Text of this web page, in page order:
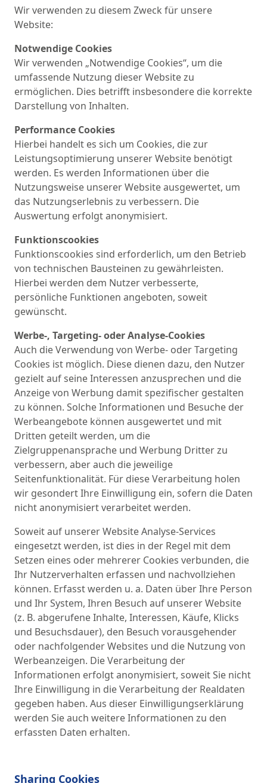
Wir verwenden zu diesem Zweck für unsere
Website:
Notwendige Cookies
Wir verwenden „Notwendige Cookies“, um die
umfassende Nutzung dieser Website zu
ermöglichen. Dies betrifft insbesondere die korrekte
Darstellung von Inhalten.
Performance Cookies
Hierbei handelt es sich um Cookies, die zur
Leistungsoptimierung unserer Website benötigt
werden. Es werden Informationen über die
Nutzungsweise unserer Website ausgewertet, um
das Nutzungserlebnis zu verbessern. Die
Auswertung erfolgt anonymisiert.
Funktionscookies
Funktionscookies sind erforderlich, um den Betrieb
von technischen Bausteinen zu gewährleisten.
Hierbei werden dem Nutzer verbesserte,
persönliche Funktionen angeboten, soweit
gewünscht.
Werbe-, Targeting- oder Analyse-Cookies
Auch die Verwendung von Werbe- oder Targeting
Cookies ist möglich. Diese dienen dazu, den Nutzer
gezielt auf seine Interessen anzusprechen und die
Anzeige von Werbung damit spezifischer gestalten
zu können. Solche Informationen und Besuche der
Werbeangebote können ausgewertet und mit
Dritten geteilt werden, um die
Zielgruppenansprache und Werbung Dritter zu
verbessern, aber auch die jeweilige
Seitenfunktionalität. Für diese Verarbeitung holen
wir gesondert Ihre Einwilligung ein, sofern die Daten
nicht anonymisiert verarbeitet werden.
Soweit auf unserer Website Analyse-Services
eingesetzt werden, ist dies in der Regel mit dem
Setzen eines oder mehrerer Cookies verbunden, die
Ihr Nutzerverhalten erfassen und nachvollziehen
können. Erfasst werden u. a. Daten über Ihre Person
und Ihr System, Ihren Besuch auf unserer Website
(z. B. abgerufene Inhalte, Interessen, Käufe, Klicks
und Besuchsdauer), den Besuch vorausgehender
oder nachfolgender Websites und die Nutzung von
Werbeanzeigen. Die Verarbeitung der
Informationen erfolgt anonymisiert, soweit Sie nicht
Ihre Einwilligung in die Verarbeitung der Realdaten
gegeben haben. Aus dieser Einwilligungserklärung
werden Sie auch weitere Informationen zu den
erfassten Daten erhalten.
Sharing Cookies